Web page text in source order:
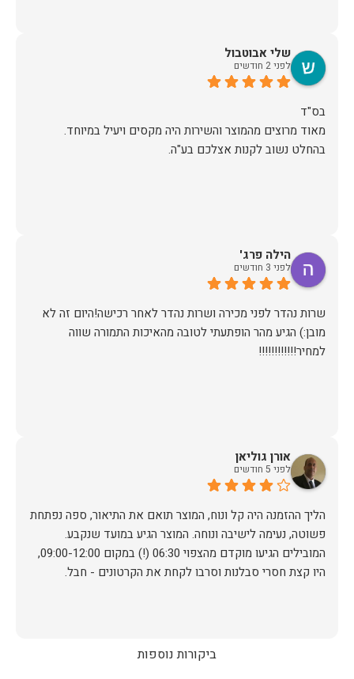
שלי אבוטבול
לפני 2 חודשים
מאוד מרוצים מהמוצר והשירות היה מקסים ויעיל במיוחד.
בהחלט נשוב לקנות אצלכם בע"ה.
הילה פרג'
לפני 3 חודשים
שרות נהדר לפני מכירה ושרות נהדר לאחר רכישה!היום זה לא
מובן:) הגיע מהר הופתעתי לטובה מהאיכות התמורה שווה
למחיר!!!!!!!!!!!!
אורן גוליאן
לפני 5 חודשים
הליך ההזמנה היה קל ונוח, המוצר תואם את התיאור, ספה נפתחת
פשוטה, נעימה לישיבה ונוחה. המוצר הגיע במועד שנקבע.
המובילים הגיעו מוקדם מהצפוי 06:30 (!) במקום 09:00-12:00,
היו קצת חסרי סבלנות וסרבו לקחת את הקרטונים - חבל.
ביקורות נוספות